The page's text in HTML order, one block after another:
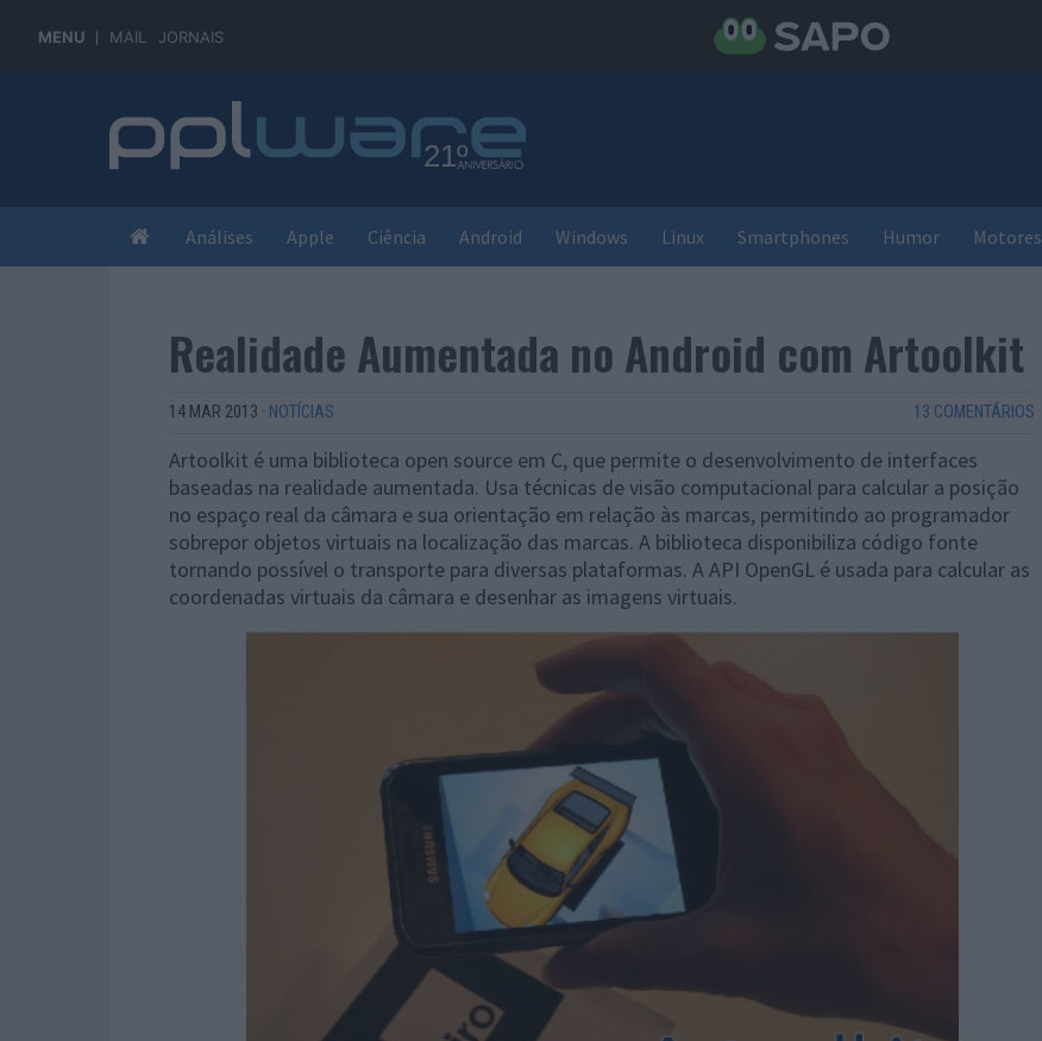
MENU MAIL JORNAIS
Análises Apple Ciência Android Windows Linux Smartphones Humor Motores
Realidade Aumentada no Android com Artoolkit
14 MAR 2013 · NOTÍCIAS 13 COMENTÁRIOS
Artoolkit é uma biblioteca open source em C, que permite o desenvolvimento de interfaces
baseadas na realidade aumentada. Usa técnicas de visão computacional para calcular a posição
no espaço real da câmara e sua orientação em relação às marcas, permitindo ao programador
sobrepor objetos virtuais na localização das marcas. A biblioteca disponibiliza código fonte
tornando possível o transporte para diversas plataformas. A API OpenGL é usada para calcular as
coordenadas virtuais da câmara e desenhar as imagens virtuais.